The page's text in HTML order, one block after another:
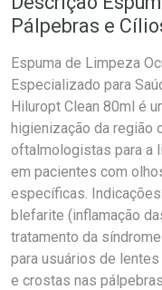
Pálpebras e
Espuma de Limpeza
Especializado para
Hiluropt Clean 80ml é
higienização da região
oftalmologistas para a
em pacientes com
específicas.
blefarite (inflamação
tratamento da
para usuários de
e crostas nas